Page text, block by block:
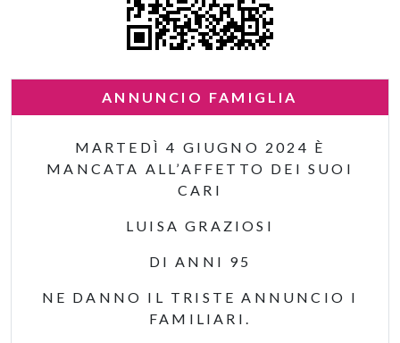
ANNUNCIO FAMIGLIA
MARTEDÌ 4 GIUGNO 2024 È
MANCATA ALL’AFFETTO DEI SUOI
CARI
LUISA GRAZIOSI
DI ANNI 95
NE DANNO IL TRISTE ANNUNCIO I
FAMILIARI.